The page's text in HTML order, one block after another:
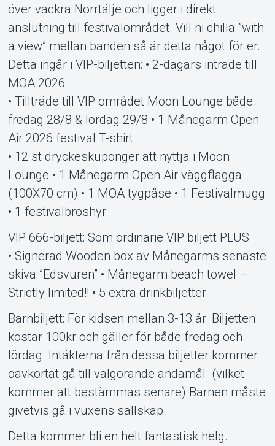
över vackra Norrtälje och ligger i direkt
anslutning till festivalområdet. Vill ni chilla ”with
a view” mellan banden så är detta något för er.
Detta ingår i VIP-biljetten: • 2-dagars inträde till
MOA 2026
• Tillträde till VIP området Moon Lounge både
fredag 28/8 & lördag 29/8 • 1 Månegarm Open
Air 2026 festival T-shirt
• 12 st dryckeskuponger att nyttja i Moon
Lounge • 1 Månegarm Open Air väggflagga
(100X70 cm) • 1 MOA tygpåse • 1 Festivalmugg
• 1 festivalbroshyr
VIP 666-biljett: Som ordinarie VIP biljett PLUS
• Signerad Wooden box av Månegarms senaste
skiva ”Edsvuren” • Månegarm beach towel –
Strictly limited!! • 5 extra drinkbiljetter
Barnbiljett: För kidsen mellan 3-13 år. Biljetten
kostar 100kr och gäller för både fredag och
lördag. Intäkterna från dessa biljetter kommer
oavkortat gå till välgörande ändamål. (vilket
kommer att bestämmas senare) Barnen måste
givetvis gå i vuxens sällskap.
Detta kommer bli en helt fantastisk helg.